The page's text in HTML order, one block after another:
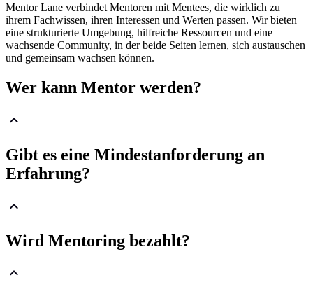
Mentor Lane verbindet Mentoren mit Mentees, die wirklich zu
ihrem Fachwissen, ihren Interessen und Werten passen. Wir bieten
eine strukturierte Umgebung, hilfreiche Ressourcen und eine
wachsende Community, in der beide Seiten lernen, sich austauschen
und gemeinsam wachsen können.
Wer kann Mentor werden?
Gibt es eine Mindestanforderung an
Erfahrung?
Wird Mentoring bezahlt?